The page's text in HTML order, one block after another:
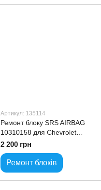
Артикул: 135114
Ремонт блоку SRS AIRBAG
10310158 для Chevrolet
Corvette
2 200 грн
Ремонт блоків